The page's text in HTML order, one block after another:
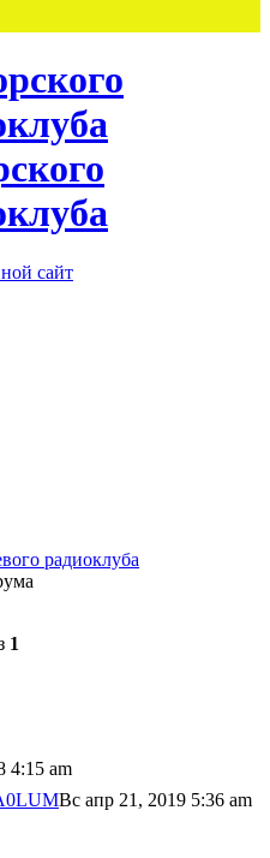
сайт
радиоклуба
1
4:15 am
Вс апр 21, 2019 5:36 am